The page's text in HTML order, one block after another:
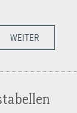
WEITER